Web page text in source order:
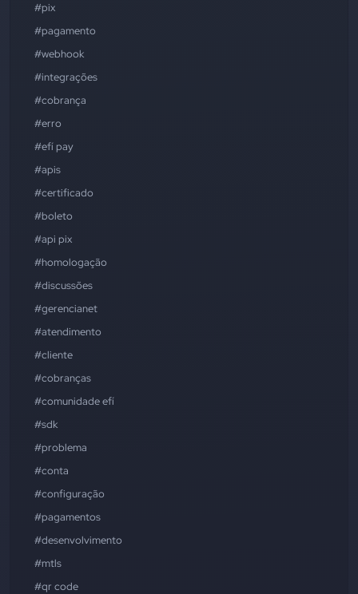
#pix
#pagamento
#webhook
#integrações
#cobrança
#erro
#efí pay
#apis
#certificado
#boleto
#api pix
#homologação
#discussões
#gerencianet
#atendimento
#cliente
#cobranças
#comunidade efí
#sdk
#problema
#conta
#configuração
#pagamentos
#desenvolvimento
#mtls
#qr code